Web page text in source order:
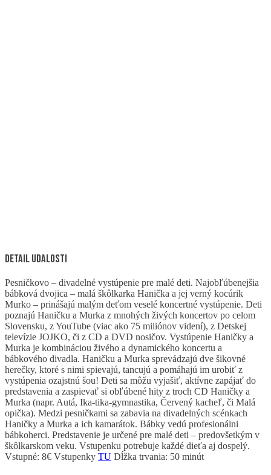
Detail udalosti
Pesničkovo – divadelné vystúpenie pre malé deti. Najobľúbenejšia
bábková dvojica – malá škôlkarka Hanička a jej verný kocúrik
Murko – prinášajú malým deťom veselé koncertné vystúpenie. Deti
poznajú Haničku a Murka z mnohých živých koncertov po celom
Slovensku, z YouTube (viac ako 75 miliónov videní), z Detskej
televízie JOJKO, či z CD a DVD nosičov. Vystúpenie Haničky a
Murka je kombináciou živého a dynamického koncertu a
bábkového divadla. Haničku a Murka sprevádzajú dve šikovné
herečky, ktoré s nimi spievajú, tancujú a pomáhajú im urobiť z
vystúpenia ozajstnú šou! Deti sa môžu vyjašiť, aktívne zapájať do
predstavenia a zaspievať si obľúbené hity z troch CD Haničky a
Murka (napr. Autá, Ika-tika-gymnastika, Červený kacheľ, či Malá
opička). Medzi pesničkami sa zabavia na divadelných scénkach
Haničky a Murka a ich kamarátok. Bábky vedú profesionálni
bábkoherci. Predstavenie je určené pre malé deti – predovšetkým v
škôlkarskom veku. Vstupenku potrebuje každé dieťa aj dospelý.
Vstupné: 8€ Vstupenky TU Dĺžka trvania: 50 minút